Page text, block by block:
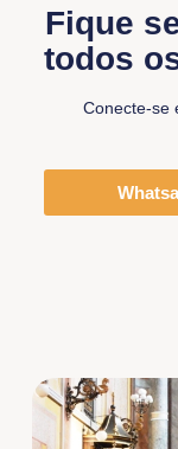
Fique
todos
Conecte-se